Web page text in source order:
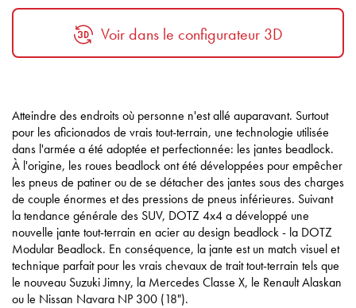
Voir dans le configurateur 3D
Atteindre des endroits où personne n'est allé auparavant. Surtout
pour les aficionados de vrais tout-terrain, une technologie utilisée
dans l'armée a été adoptée et perfectionnée: les jantes beadlock.
À l'origine, les roues beadlock ont été développées pour empêcher
les pneus de patiner ou de se détacher des jantes sous des charges
de couple énormes et des pressions de pneus inférieures. Suivant
la tendance générale des SUV, DOTZ 4x4 a développé une
nouvelle jante tout-terrain en acier au design beadlock - la DOTZ
Modular Beadlock. En conséquence, la jante est un match visuel et
technique parfait pour les vrais chevaux de trait tout-terrain tels que
le nouveau Suzuki Jimny, la Mercedes Classe X, le Renault Alaskan
ou le Nissan Navara NP 300 (18").